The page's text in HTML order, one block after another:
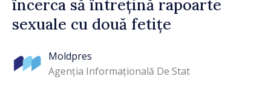
încerca să întrețină rapoarte
sexuale cu două fetițe
Moldpres
Agenția Informațională De Stat